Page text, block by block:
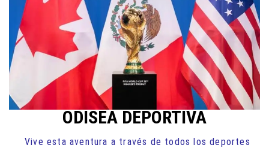
ODISEA DEPORTIVA
Vive esta aventura a través de todos los deportes